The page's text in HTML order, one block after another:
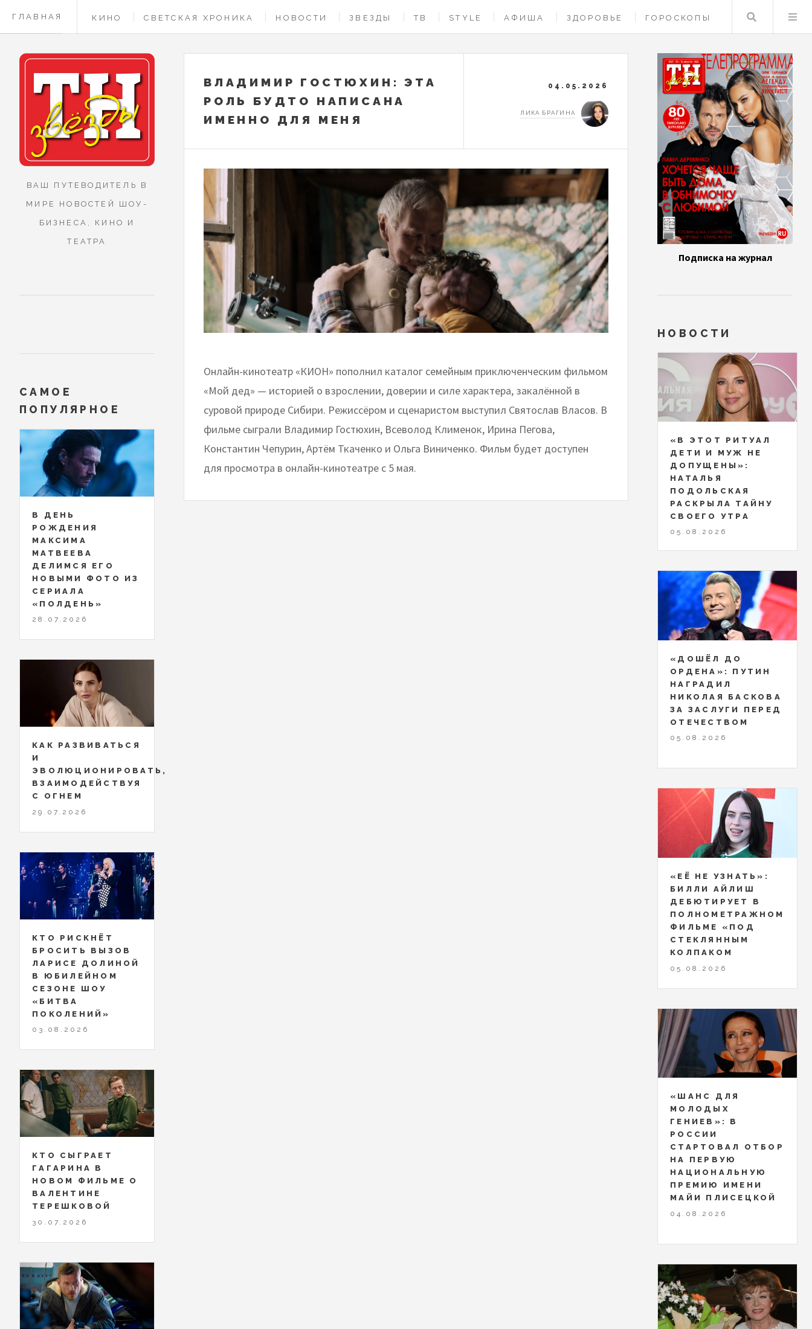
ГЛАВНАЯ КИНО СВЕТСКАЯ ХРОНИКА НОВОСТИ ЗВЕЗДЫ ТВ STYLE АФИША ЗДОРОВЬЕ ГОРОСКОПЫ
КОНТАКТЫ
Поиск
ВЛАДИМИР ГОСТЮХИН: ЭТА
РОЛЬ БУДТО НАПИСАНА
ИМЕННО ДЛЯ МЕНЯ
04.05.2026
ЛИКА БРАГИНА
Онлайн-кинотеатр «КИОН» пополнил каталог семейным приключенческим фильмом
«Мой дед» — историей о взрослении, доверии и силе характера, закалённой в
суровой природе Сибири. Режиссёром и сценаристом выступил Святослав Власов. В
фильме сыграли Владимир Гостюхин, Всеволод Клименок, Ирина Пегова,
Константин Чепурин, Артём Ткаченко и Ольга Виниченко. Фильм будет доступен
для просмотра в онлайн-кинотеатре с 5 мая.
ВАШ ПУТЕВОДИТЕЛЬ В
МИРЕ НОВОСТЕЙ ШОУ-
БИЗНЕСА, КИНО И
ТЕАТРА
САМОЕ
ПОПУЛЯРНОЕ
В ДЕНЬ
РОЖДЕНИЯ
МАКСИМА
МАТВЕЕВА
ДЕЛИМСЯ ЕГО
НОВЫМИ ФОТО ИЗ
СЕРИАЛА
«ПОЛДЕНЬ»
28.07.2026
КАК РАЗВИВАТЬСЯ
И
ЭВОЛЮЦИОНИРОВАТЬ,
ВЗАИМОДЕЙСТВУЯ
С ОГНЕМ
29.07.2026
КТО РИСКНЁТ
БРОСИТЬ ВЫЗОВ
ЛАРИСЕ ДОЛИНОЙ
В ЮБИЛЕЙНОМ
СЕЗОНЕ ШОУ
«БИТВА
ПОКОЛЕНИЙ»
03.08.2026
КТО СЫГРАЕТ
ГАГАРИНА В
НОВОМ ФИЛЬМЕ О
ВАЛЕНТИНЕ
ТЕРЕШКОВОЙ
30.07.2026
Подписка на журнал
НОВОСТИ
«В ЭТОТ РИТУАЛ
ДЕТИ И МУЖ НЕ
ДОПУЩЕНЫ»:
НАТАЛЬЯ
ПОДОЛЬСКАЯ
РАСКРЫЛА ТАЙНУ
СВОЕГО УТРА
05.08.2026
«ДОШЁЛ ДО
ОРДЕНА»: ПУТИН
НАГРАДИЛ
НИКОЛАЯ БАСКОВА
ЗА ЗАСЛУГИ ПЕРЕД
ОТЕЧЕСТВОМ
05.08.2026
«ЕЁ НЕ УЗНАТЬ»:
БИЛЛИ АЙЛИШ
ДЕБЮТИРУЕТ В
ПОЛНОМЕТРАЖНОМ
ФИЛЬМЕ «ПОД
СТЕКЛЯННЫМ
КОЛПАКОМ
05.08.2026
«ШАНС ДЛЯ
МОЛОДЫХ
ГЕНИЕВ»: В
РОССИИ
СТАРТОВАЛ ОТБОР
НА ПЕРВУЮ
НАЦИОНАЛЬНУЮ
ПРЕМИЮ ИМЕНИ
МАЙИ ПЛИСЕЦКОЙ
04.08.2026